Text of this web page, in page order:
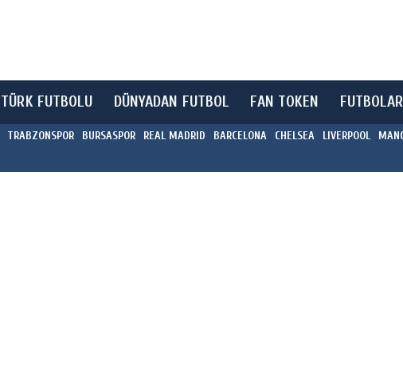
TÜRK FUTBOLU DÜNYADAN FUTBOL FAN TOKEN
TRABZONSPOR BURSASPOR REAL MADRID BARCELONA CHELSEA LIVERPOOL